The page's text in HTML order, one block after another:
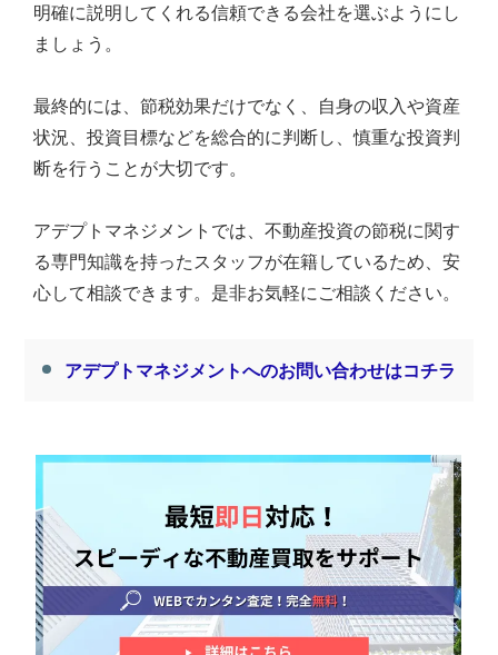
明確に説明してくれる信頼できる会社を選ぶようにし
ましょう。
最終的には、節税効果だけでなく、自身の収入や資産
状況、投資目標などを総合的に判断し、慎重な投資判
断を行うことが大切です。
アデプトマネジメントでは、不動産投資の節税に関す
る専門知識を持ったスタッフが在籍しているため、安
心して相談できます。是非お気軽にご相談ください。
アデプトマネジメントへのお問い合わせはコチラ